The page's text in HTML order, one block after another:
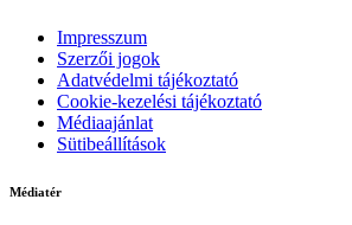
Impresszum
Szerzői jogok
Adatvédelmi tájékoztató
Cookie-kezelési tájékoztató
Médiaajánlat
Sütibeállítások
Médiatér